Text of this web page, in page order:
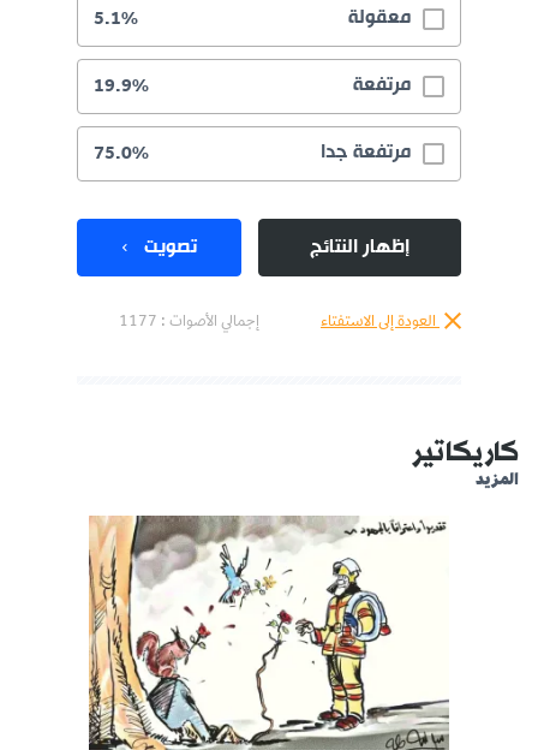
معقولة 5.1%
مرتفعة 19.9%
مرتفعة جدا 75.0%
إظهار النتائج تصويت
العودة إلى الاستفتاء إجمالي الأصوات : 1177
كاريكاتير
المزيد